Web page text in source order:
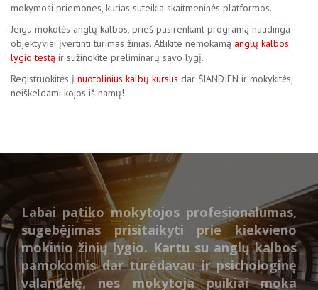
mokymosi priemones, kurias suteikia skaitmeninės platformos.
Jeigu mokotės anglų kalbos, prieš pasirenkant programą naudinga
objektyviai įvertinti turimas žinias. Atlikite nemokamą anglų kalbos
lygio testą ir sužinokite preliminarų savo lygį.
Registruokitės į nuotolinius kalbų kursus dar ŠIANDIEN ir mokykitės,
neiškeldami kojos iš namų!